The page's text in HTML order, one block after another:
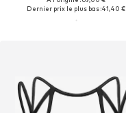
Dernier prix le plus bas :41,40 €